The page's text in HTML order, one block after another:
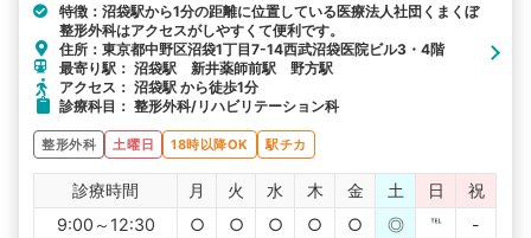
特徴：沼袋駅から1分の距離に位置している医療法人社団くまくぼ
整形外科はアクセスがしやすくて便利です。
住所：東京都中野区沼袋1丁目7-14西武沼袋医院ビル3・4階
最寄り駅： 沼袋駅 新井薬師前駅 野方駅
アクセス： 沼袋駅 から徒歩1分
診療科目： 整形外科/リハビリテーション科
整形外科 土曜日 18時以降OK 駅チカ
診療時間 月 火 水 木 金 土 日
祝
9:00～12:30
○ ○ ○ ○ ○ ◎ ℡
-